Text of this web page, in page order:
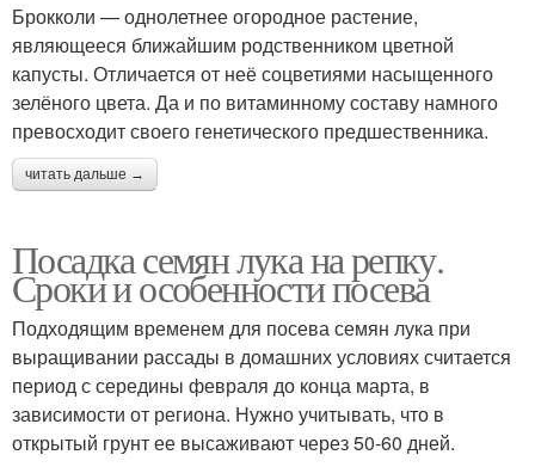
Брокколи — однолетнее огородное растение,
являющееся ближайшим родственником цветной
капусты. Отличается от неё соцветиями насыщенного
зелёного цвета. Да и по витаминному составу намного
превосходит своего генетического предшественника.
читать дальше →
Посадка семян лука на репку.
Сроки и особенности посева
Подходящим временем для посева семян лука при
выращивании рассады в домашних условиях считается
период с середины февраля до конца марта, в
зависимости от региона. Нужно учитывать, что в
открытый грунт ее высаживают через 50-60 дней.